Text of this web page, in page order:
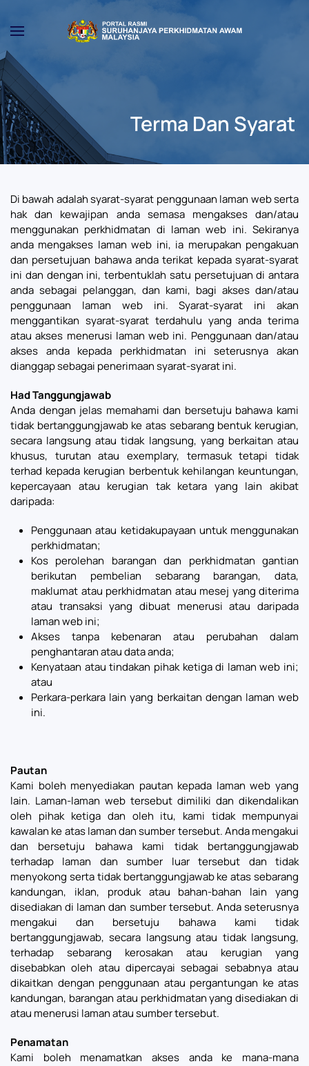
Skip to main content
Terma Dan Syarat
Di bawah adalah syarat-syarat penggunaan laman web serta
hak dan kewajipan anda semasa mengakses dan/atau
menggunakan perkhidmatan di laman web ini. Sekiranya
anda mengakses laman web ini, ia merupakan pengakuan
dan persetujuan bahawa anda terikat kepada syarat-syarat
ini dan dengan ini, terbentuklah satu persetujuan di antara
anda sebagai pelanggan, dan kami, bagi akses dan/atau
penggunaan laman web ini. Syarat-syarat ini akan
menggantikan syarat-syarat terdahulu yang anda terima
atau akses menerusi laman web ini. Penggunaan dan/atau
akses anda kepada perkhidmatan ini seterusnya akan
dianggap sebagai penerimaan syarat-syarat ini.
Had Tanggungjawab
Anda dengan jelas memahami dan bersetuju bahawa kami
tidak bertanggungjawab ke atas sebarang bentuk kerugian,
secara langsung atau tidak langsung, yang berkaitan atau
khusus, turutan atau exemplary, termasuk tetapi tidak
terhad kepada kerugian berbentuk kehilangan keuntungan,
kepercayaan atau kerugian tak ketara yang lain akibat
daripada:
Penggunaan atau ketidakupayaan untuk menggunakan
perkhidmatan;
Kos perolehan barangan dan perkhidmatan gantian
berikutan pembelian sebarang barangan, data,
maklumat atau perkhidmatan atau mesej yang diterima
atau transaksi yang dibuat menerusi atau daripada
laman web ini;
Akses tanpa kebenaran atau perubahan dalam
penghantaran atau data anda;
Kenyataan atau tindakan pihak ketiga di laman web ini;
atau
Perkara-perkara lain yang berkaitan dengan laman web
ini.
Pautan
Kami boleh menyediakan pautan kepada laman web yang
lain. Laman-laman web tersebut dimiliki dan dikendalikan
oleh pihak ketiga dan oleh itu, kami tidak mempunyai
kawalan ke atas laman dan sumber tersebut. Anda mengakui
dan bersetuju bahawa kami tidak bertanggungjawab
terhadap laman dan sumber luar tersebut dan tidak
menyokong serta tidak bertanggungjawab ke atas sebarang
kandungan, iklan, produk atau bahan-bahan lain yang
disediakan di laman dan sumber tersebut. Anda seterusnya
mengakui dan bersetuju bahawa kami tidak
bertanggungjawab, secara langsung atau tidak langsung,
terhadap sebarang kerosakan atau kerugian yang
disebabkan oleh atau dipercayai sebagai sebabnya atau
dikaitkan dengan penggunaan atau pergantungan ke atas
kandungan, barangan atau perkhidmatan yang disediakan di
atau menerusi laman atau sumber tersebut.
Penamatan
Kami boleh menamatkan akses anda ke mana-mana